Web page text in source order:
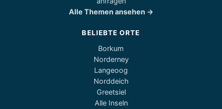
Alle Themen ansehen →
BELIEBTE ORTE
Borkum
Norderney
Langeoog
Norddeich
Greetsiel
Alle Inseln